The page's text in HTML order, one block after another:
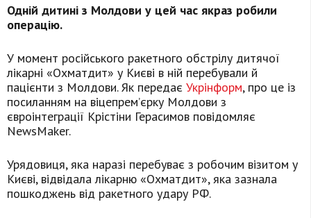
Одній дитині з Молдови у цей час якраз робили
операцію.
У момент російського ракетного обстрілу дитячої
лікарні «Охматдит» у Києві в ній перебували й
пацієнти з Молдови. Як передає Укрінформ, про це із
посиланням на віцепрем’єрку Молдови з
євроінтеграції Крістіни Герасимов повідомляє
NewsMaker.
Урядовиця, яка наразі перебуває з робочим візитом у
Києві, відвідала лікарню «Охматдит», яка зазнала
пошкоджень від ракетного удару РФ.